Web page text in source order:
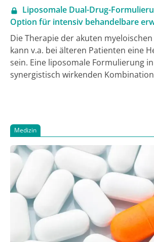
Forscher der Klinik für Neurologie
haben nun zusammen mit dem
Jülich im Rahmen eines von der
Stiftung geförderten
Diagnosemöglichkeiten mittels
Bildgebungsmethoden untersucht.
Liposomale Dual-Drug-
Option für intensiv behandelbare
Patienten mit t-AML und AML MRC
Die Therapie der akuten myeloischen
kann v.a. bei älteren Patienten eine
sein. Eine liposomale Formulierung
synergistisch wirkenden
einzige Therapie, bei der bei älteren
AML (t-AML) oder AML mit
Veränderungen (AML-MRC) ein
signifikanter Vorteil im
gegenüber dem
und Daunorubicin) nachgewiesen
Medizin